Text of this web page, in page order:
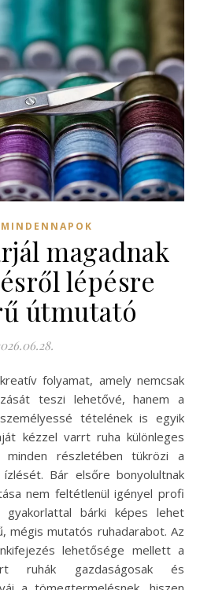
MINDENNAPOK
magadnak
lépésre
útmutató
teszi lehetővé, hanem a
tételének is egyik
kézzel varrt ruha különleges
részletében tükrözi a
Bár elsőre bonyolultnak
nem feltétlenül igényel profi
bárki képes lehet
mégis mutatós ruhadarabot. Az
lehetősége mellett a
ruhák gazdaságosak és